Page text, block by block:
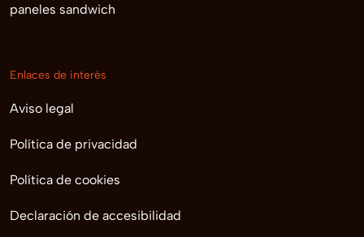
paneles sandwich
Enlaces de interés
Aviso legal
Política de privacidad
Política de cookies
Declaración de accesibilidad